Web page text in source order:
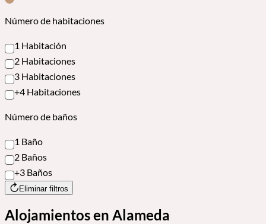
Número de habitaciones
1 Habitación
2 Habitaciones
3 Habitaciones
+4 Habitaciones
Número de baños
1 Baño
2 Baños
+3 Baños
Eliminar filtros
Alojamientos en Alameda